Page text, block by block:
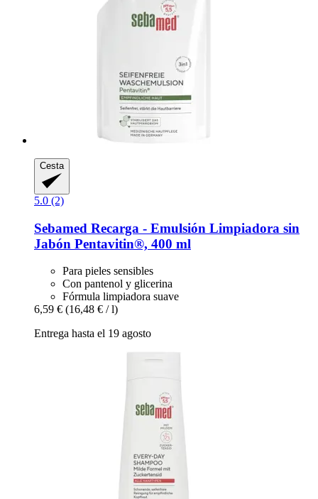
Cesta
5.0 (2)
Sebamed Recarga -​ Emulsión Limpiadora sin
Jabón Pentavitin®, 400 ml
Para pieles sensibles
Con pantenol y glicerina
Fórmula limpiadora suave
6,59 € (16,48 € / l)
Entrega hasta el 19 agosto